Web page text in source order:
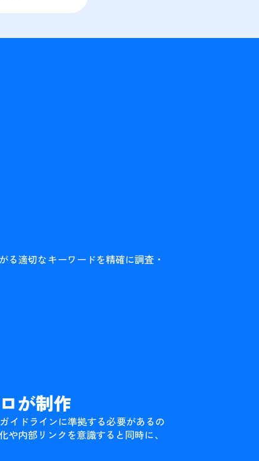
適切なキーワードを精確に調査・
が制作
イドラインに準拠する必要があるの
内部リンクを意識すると同時に、